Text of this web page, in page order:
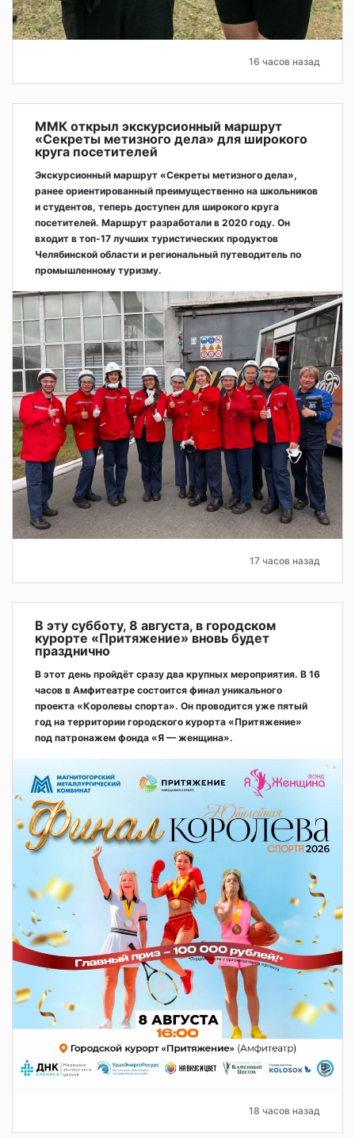
16 часов назад
ММК открыл экскурсионный маршрут
«Секреты метизного дела» для широкого
круга посетителей
Экскурсионный маршрут «Секреты метизного дела»,
ранее ориентированный преимущественно на школьников
и студентов, теперь доступен для широкого круга
посетителей. Маршрут разработали в 2020 году. Он
входит в топ-17 лучших туристических продуктов
Челябинской области и региональный путеводитель по
промышленному туризму.
17 часов назад
В эту субботу, 8 августа, в городском
курорте «Притяжение» вновь будет
празднично
В этот день пройдёт сразу два крупных мероприятия. В 16
часов в Амфитеатре состоится финал уникального
проекта «Королевы спорта». Он проводится уже пятый
год на территории городского курорта «Притяжение»
под патронажем фонда «Я — женщина».
18 часов назад